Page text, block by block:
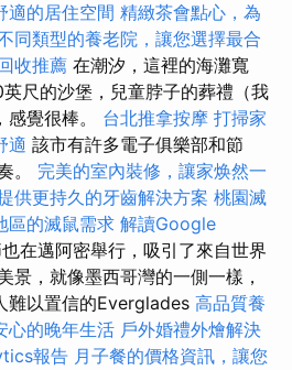
適的居住空間 精緻茶會點心，為
同類型的養老院，讓您選擇最合
收推薦 在潮汐，這裡的海灘寬
尺的沙堡，兒童脖子的葬禮（我
覺很棒。 台北推拿按摩 打掃家
適 該市有許多電子俱樂部和節
。 完美的室內裝修，讓家焕然一
供更持久的牙齒解決方案 桃園滅
區的滅鼠需求 解讀Google
在邁阿密舉行，吸引了來自世界
景，就像墨西哥灣的一側一樣，
難以置信的Everglades 高品質養
心的晚年生活 戶外婚禮外燴解決
報告 月子餐的價格資訊，讓您